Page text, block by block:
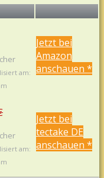
am:
Jetzt bei
Amazon
anschauen *
am:
Jetzt bei
tectake DE
anschauen *